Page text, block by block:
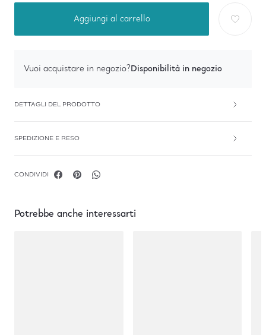
Aggiungi al carrello
Vuoi acquistare in negozio?Disponibilità in negozio
DETTAGLI DEL PRODOTTO
SPEDIZIONE E RESO
CONDIVIDI
Potrebbe anche interessarti